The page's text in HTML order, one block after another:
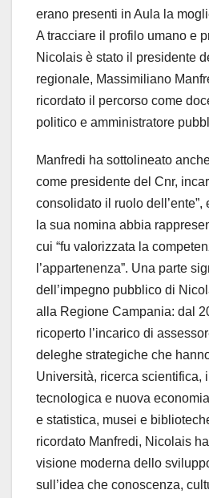
erano presenti in Aula la
A tracciare il profilo umano e
Nicolais è stato il presidente
regionale, Massimiliano
ricordato il percorso come
politico e amministratore
Manfredi ha sottolineato
come presidente del Cnr,
consolidato il ruolo
la sua nomina abbia
cui “fu valorizzata la
l’appartenenza”. Una parte
dell’impegno pubblico di
alla Regione Campania: dal
ricoperto l’incarico di
deleghe strategiche che
Università, ricerca scientifica,
tecnologica e nuova
e statistica, musei e
ricordato Manfredi, Nicolais
visione moderna dello
sull’idea che conoscenza,